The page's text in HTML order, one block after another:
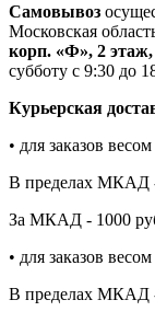
Самовывоз
Московская
корп. «Ф», 2
субботу с 9:30 до
Курьерская
• для заказов
В пределах МКАД
За МКАД - 1000
• для заказов
В пределах МКАД